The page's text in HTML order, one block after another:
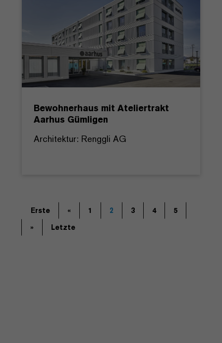
Bewohnerhaus mit Ateliertrakt
Aarhus Gümligen
Architektur: Renggli AG
Erste « 1 2 3 4
5
»
Letzte